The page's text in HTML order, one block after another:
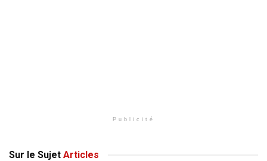
Publicité
Sur le Sujet Articles